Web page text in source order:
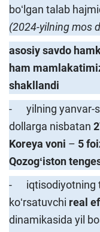
boʻlgan talab
(2024-yilning mos
asosiy savdo
ham
shakllandi
- yilning yanvar-
dollarga nisbatan
Koreya voni – 5
Qozogʻiston
- iqtisodiyotning
koʻrsatuvchi real
dinamikasida yil